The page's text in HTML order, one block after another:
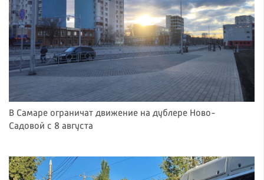
В Самаре ограничат движение на дублере Ново-
Садовой с 8 августа